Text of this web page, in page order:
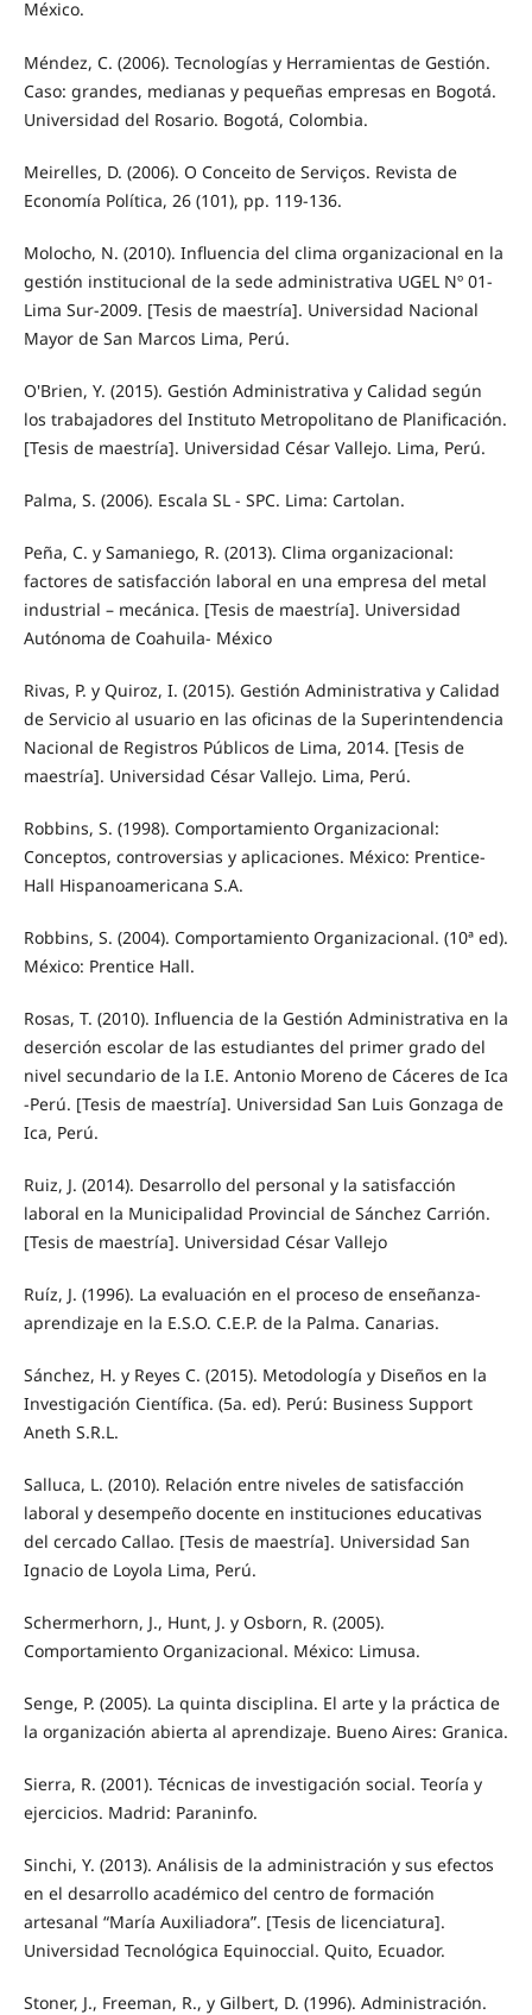
México.
Méndez, C. (2006). Tecnologías y Herramientas de Gestión.
Caso: grandes, medianas y pequeñas empresas en Bogotá.
Universidad del Rosario. Bogotá, Colombia.
Meirelles, D. (2006). O Conceito de Serviços. Revista de
Economía Política, 26 (101), pp. 119-136.
Molocho, N. (2010). Influencia del clima organizacional en la
gestión institucional de la sede administrativa UGEL Nº 01-
Lima Sur-2009. [Tesis de maestría]. Universidad Nacional
Mayor de San Marcos Lima, Perú.
O'Brien, Y. (2015). Gestión Administrativa y Calidad según
los trabajadores del Instituto Metropolitano de Planificación.
[Tesis de maestría]. Universidad César Vallejo. Lima, Perú.
Palma, S. (2006). Escala SL - SPC. Lima: Cartolan.
Peña, C. y Samaniego, R. (2013). Clima organizacional:
factores de satisfacción laboral en una empresa del metal
industrial – mecánica. [Tesis de maestría]. Universidad
Autónoma de Coahuila- México
Rivas, P. y Quiroz, I. (2015). Gestión Administrativa y Calidad
de Servicio al usuario en las oficinas de la Superintendencia
Nacional de Registros Públicos de Lima, 2014. [Tesis de
maestría]. Universidad César Vallejo. Lima, Perú.
Robbins, S. (1998). Comportamiento Organizacional:
Conceptos, controversias y aplicaciones. México: Prentice-
Hall Hispanoamericana S.A.
Robbins, S. (2004). Comportamiento Organizacional. (10ª ed).
México: Prentice Hall.
Rosas, T. (2010). Influencia de la Gestión Administrativa en la
deserción escolar de las estudiantes del primer grado del
nivel secundario de la I.E. Antonio Moreno de Cáceres de Ica
-Perú. [Tesis de maestría]. Universidad San Luis Gonzaga de
Ica, Perú.
Ruiz, J. (2014). Desarrollo del personal y la satisfacción
laboral en la Municipalidad Provincial de Sánchez Carrión.
[Tesis de maestría]. Universidad César Vallejo
Ruíz, J. (1996). La evaluación en el proceso de enseñanza-
aprendizaje en la E.S.O. C.E.P. de la Palma. Canarias.
Sánchez, H. y Reyes C. (2015). Metodología y Diseños en la
Investigación Científica. (5a. ed). Perú: Business Support
Aneth S.R.L.
Salluca, L. (2010). Relación entre niveles de satisfacción
laboral y desempeño docente en instituciones educativas
del cercado Callao. [Tesis de maestría]. Universidad San
Ignacio de Loyola Lima, Perú.
Schermerhorn, J., Hunt, J. y Osborn, R. (2005).
Comportamiento Organizacional. México: Limusa.
Senge, P. (2005). La quinta disciplina. El arte y la práctica de
la organización abierta al aprendizaje. Bueno Aires: Granica.
Sierra, R. (2001). Técnicas de investigación social. Teoría y
ejercicios. Madrid: Paraninfo.
Sinchi, Y. (2013). Análisis de la administración y sus efectos
en el desarrollo académico del centro de formación
artesanal “María Auxiliadora”. [Tesis de licenciatura].
Universidad Tecnológica Equinoccial. Quito, Ecuador.
Stoner, J., Freeman, R., y Gilbert, D. (1996). Administración.